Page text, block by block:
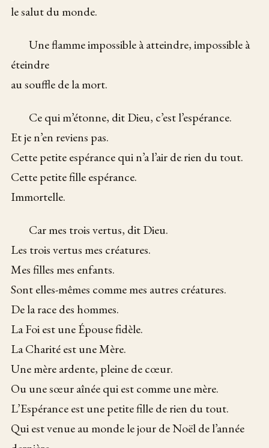
le salut du monde.
Une flamme impossible à atteindre, impossible à
éteindre
au souffle de la mort.
Ce qui m’étonne, dit Dieu, c’est l’espérance.
Et je n’en reviens pas.
Cette petite espérance qui n’a l’air de rien du tout.
Cette petite fille espérance.
Immortelle.
Car mes trois vertus, dit Dieu.
Les trois vertus mes créatures.
Mes filles mes enfants.
Sont elles-mêmes comme mes autres créatures.
De la race des hommes.
La Foi est une Épouse fidèle.
La Charité est une Mère.
Une mère ardente, pleine de cœur.
Ou une sœur aînée qui est comme une mère.
L’Espérance est une petite fille de rien du tout.
Qui est venue au monde le jour de Noël de l’année